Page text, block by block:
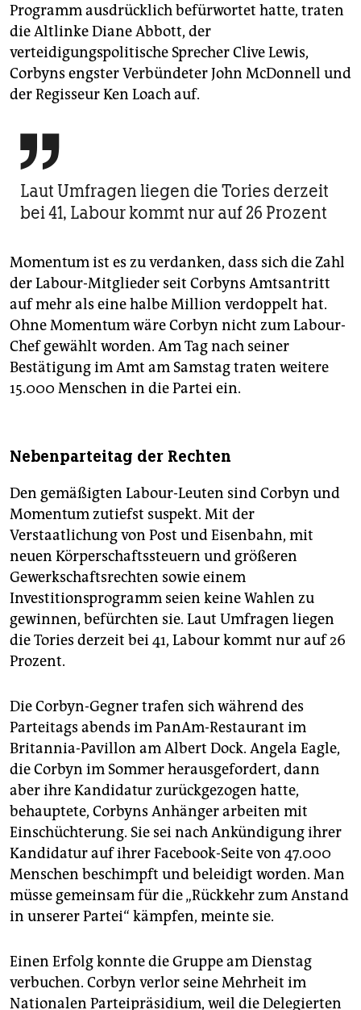
Programm ausdrücklich befürwortet hatte, traten
die Altlinke Diane Abbott, der
verteidigungspolitische Sprecher Clive Lewis,
Corbyns engster Verbündeter John McDonnell und
der Regisseur Ken Loach auf.

Laut Umfragen liegen die Tories derzeit
bei 41, Labour kommt nur auf 26 Prozent
Momentum ist es zu verdanken, dass sich die Zahl
der Labour-Mitglieder seit Corbyns Amtsantritt
auf mehr als eine halbe Million verdoppelt hat.
Ohne Momentum wäre Corbyn nicht zum Labour-
Chef gewählt worden. Am Tag nach seiner
Bestätigung im Amt am Samstag traten weitere
15.000 Menschen in die Partei ein.
Nebenparteitag der Rechten
Den gemäßigten Labour-Leuten sind Corbyn und
Momentum zutiefst suspekt. Mit der
Verstaatlichung von Post und Eisenbahn, mit
neuen Körperschaftssteuern und größeren
Gewerkschaftsrechten sowie einem
Investitionsprogramm seien keine Wahlen zu
gewinnen, befürchten sie. Laut Umfragen liegen
die Tories derzeit bei 41, Labour kommt nur auf 26
Prozent.
Die Corbyn-Gegner trafen sich während des
Parteitags abends im PanAm-Restaurant im
Britannia-Pavillon am Albert Dock. Angela Eagle,
die Corbyn im Sommer herausgefordert, dann
aber ihre Kandidatur zurückgezogen hatte,
behauptete, Corbyns Anhänger arbeiten mit
Einschüchterung. Sie sei nach Ankündigung ihrer
Kandidatur auf ihrer Facebook-Seite von 47.000
Menschen beschimpft und beleidigt worden. Man
müsse gemeinsam für die „Rückkehr zum Anstand
in unserer Partei“ kämpfen, meinte sie.
Einen Erfolg konnte die Gruppe am Dienstag
verbuchen. Corbyn verlor seine Mehrheit im
Nationalen Parteipräsidium, weil die Delegierten